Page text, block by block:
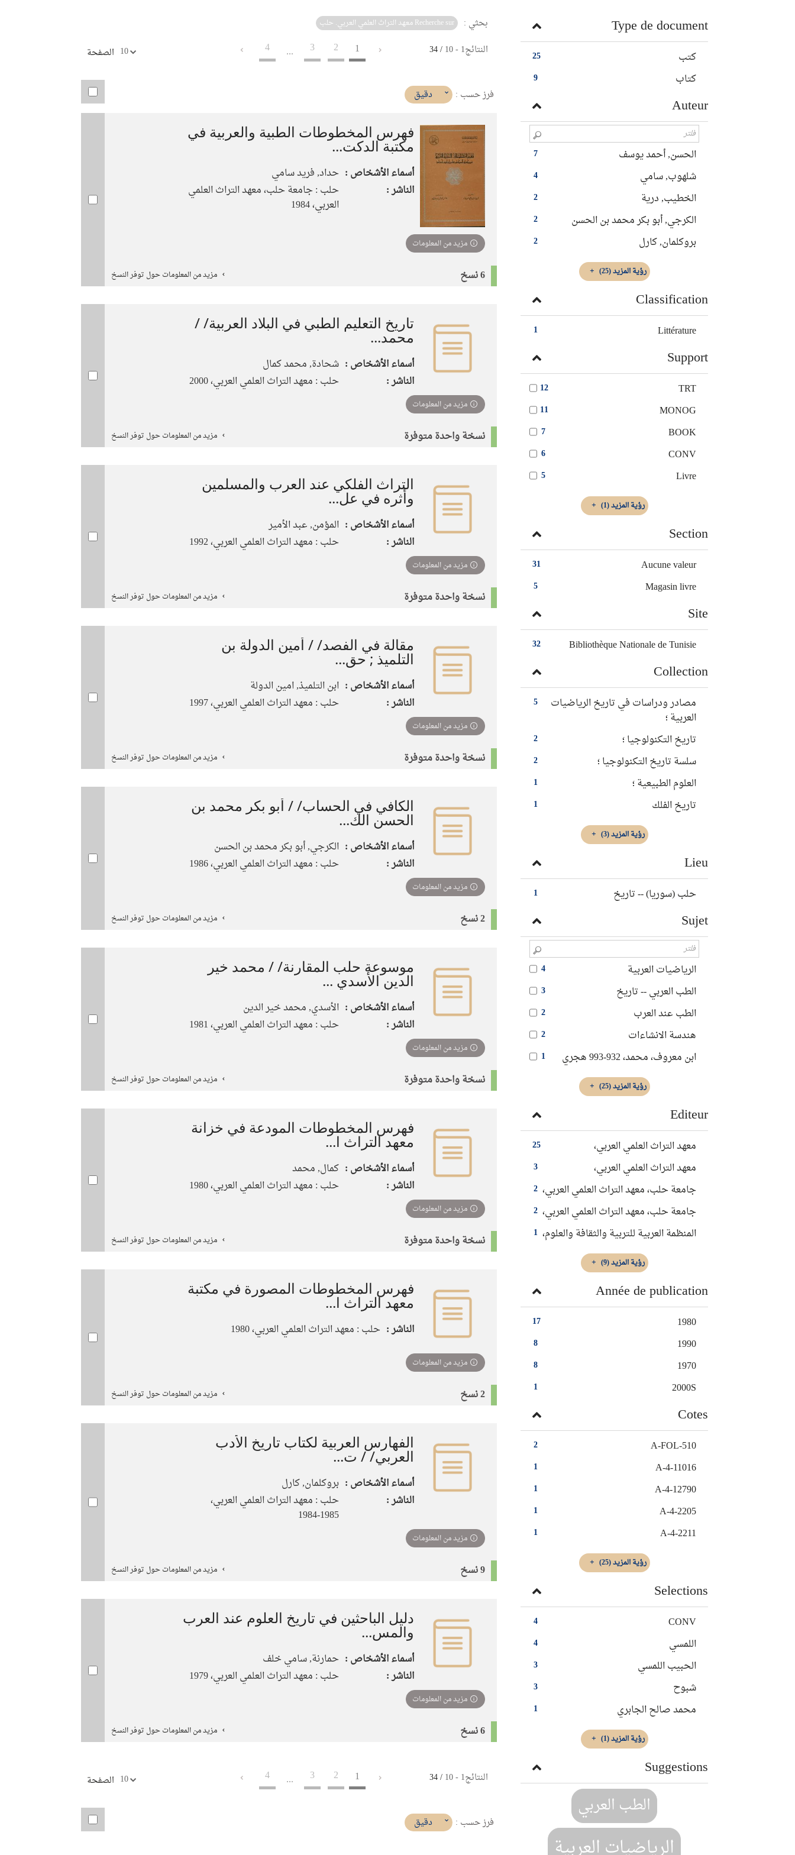
بحثي : Recherche sur معهد التراث العلمي العربي. حلب
النتائج1
-
10
/ 34
1
2
3
...
4
10 الصفحة
فرز حسب : (imediat
تأثير)
دقيق
فهرس المخطوطات الطبية والعربية في
مكتبة الدكت...
أسماء الأشخاص : حداد, فريد سامي
الناشر :
حلب : جامعة حلب، معهد التراث العلمي
العربي، 1984
مزيد من المعلومات
6 نسخ مزيد من المعلومات حول توفر النسخ
تاريخ التعليم الطبي في البلاد العربية/ /
محمد...
أسماء الأشخاص : شحادة, محمد كمال
الناشر :
حلب : معهد التراث العلمي العربي، 2000
مزيد من المعلومات
نسخة واحدة متوفرة مزيد من المعلومات حول توفر النسخ
التراث الفلكي عند العرب والمسلمين
وأثره في عل...
أسماء الأشخاص : المؤمن, عبد الأمير
الناشر :
حلب : معهد التراث العلمي العربي، 1992
مزيد من المعلومات
نسخة واحدة متوفرة مزيد من المعلومات حول توفر النسخ
مقالة في الفصد/ / أمين الدولة بن
التلميذ ; حق...
أسماء الأشخاص : ابن التلميذ, امين الدولة
الناشر :
حلب : معهد التراث العلمي العربي، 1997
مزيد من المعلومات
نسخة واحدة متوفرة مزيد من المعلومات حول توفر النسخ
الكافي في الحساب/ / أبو بكر محمد بن
الحسن الك...
أسماء الأشخاص : الكرجي, أبو بكر محمد بن الحسن
الناشر :
حلب : معهد التراث العلمي العربي، 1986
مزيد من المعلومات
2 نسخ مزيد من المعلومات حول توفر النسخ
موسوعة حلب المقارنة/ / محمد خير
الدين الأسدي ...
أسماء الأشخاص : الأسدي, محمد خير الدين
الناشر :
حلب : معهد التراث العلمي العربي، 1981
مزيد من المعلومات
نسخة واحدة متوفرة مزيد من المعلومات حول توفر النسخ
فهرس المخطوطات المودعة في خزانة
معهد التراث ا...
أسماء الأشخاص : كمال, محمد
الناشر :
حلب : معهد التراث العلمي العربي، 1980
مزيد من المعلومات
نسخة واحدة متوفرة مزيد من المعلومات حول توفر النسخ
فهرس المخطوطات المصورة في مكتبة
معهد التراث ا...
الناشر : حلب : معهد التراث العلمي العربي، 1980
مزيد من المعلومات
2 نسخ مزيد من المعلومات حول توفر النسخ
الفهارس العربية لكتاب تاريخ الأدب
العربي/ / ت...
أسماء الأشخاص : بروكلمان, كارل
الناشر :
حلب : معهد التراث العلمي العربي،
1985-1984
مزيد من المعلومات
9 نسخ مزيد من المعلومات حول توفر النسخ
دليل الباحثين في تاريخ العلوم عند العرب
والمس...
أسماء الأشخاص : حمارنة, سامي خلف
الناشر :
حلب : معهد التراث العلمي العربي، 1979
مزيد من المعلومات
6 نسخ مزيد من المعلومات حول توفر النسخ
النتائج1
-
10
/ 34
1
2
3
...
4
10 الصفحة
فرز حسب : (imediat
تأثير)
دقيق
Type de document
25 كتب
9 كتاب
Auteur
7 الحسن, أحمد يوسف
4 شلهوب, سامي
2 الخطيب, درية
2 الكرجي, أبو بكر محمد بن الحسن
2 بروكلمان, كارل
رؤية المزيد(25)
Classification
1 Littérature
Support
12 TRT
11 MONOG
7 BOOK
6 CONV
5 Livre
رؤية المزيد(1)
Section
31 Aucune valeur
5 Magasin livre
Site
32 Bibliothèque Nationale de Tunisie
Collection
5
مصادر ودراسات في تاريخ الرياضيات
العربية ؛
2 تاريخ التكنولوجيا ؛
2 سلسة تاريخ التكنولوجيا‏ ؛
1 العلوم الطبيعية ؛
1 تاريخ الفلك
رؤية المزيد(3)
Lieu
1 حلب (سوريا) -- تاريخ
Sujet
4 الرياضيات العربية
3 الطب العربي -- تاريخ
2 الطب عند العرب
2 هندسة الانشاءات‏
1 ابن معروف، محمد، 932-993 هجري
رؤية المزيد(25)
Editeur
25 معهد التراث العلمي العربي،
3 ‏معهد التراث العلمي العربي‏،
2 جامعة حلب، معهد التراث العلمي العربي،
2 ‏جامعة حلب، معهد التراث العلمي العربي‏،
1 المنظمة العربية للتربية والثقافة والعلوم،
رؤية المزيد(9)
Année de publication
17 1980
8 1990
8 1970
1 2000S
Cotes
2 A-FOL-510
1 A-4-11016
1 A-4-12790
1 A-4-2205
1 A-4-2211
رؤية المزيد(25)
Selections
4 CONV
4 اللمسي
3 الحبيب اللمسي
3 شبوح
1 محمد صالح الجابري
رؤية المزيد(1)
Suggestions
الطب العربي
الرياضيات العربية